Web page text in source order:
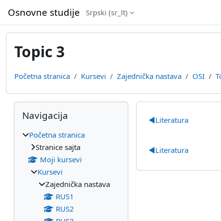
Osnovne studije Srpski ‎(sr_lt)‎
Topic 3
Početna stranica Kursevi Zajednička nastava OSI
Pregled
◀︎Literatura
◀︎Literatura
Blokovi
Preskoči Navigacija
Navigacija
Početna stranica
Stranice sajta
Moji kursevi
Kursevi
Zajednička nastava
RUS1
RUS2